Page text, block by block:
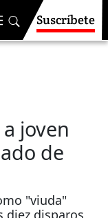
Suscríbete
joven
de
"viuda"
diez disparos